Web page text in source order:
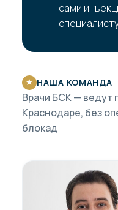
сами
★ НАША КОМАНДА
Врачи БСК — ведут
Краснодаре, без
блокад